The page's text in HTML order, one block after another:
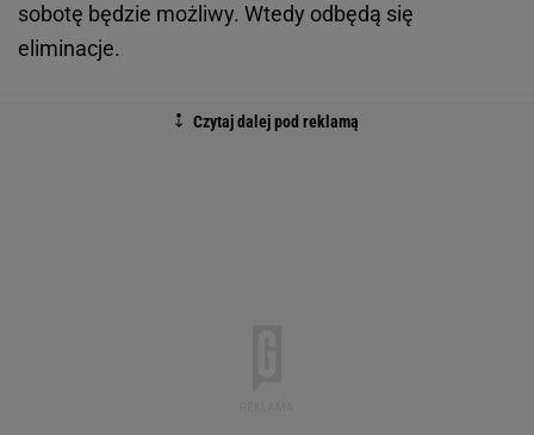
sobotę będzie możliwy. Wtedy odbędą się
eliminacje.